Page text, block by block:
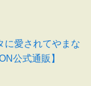
に愛されてやまな
公式通販】